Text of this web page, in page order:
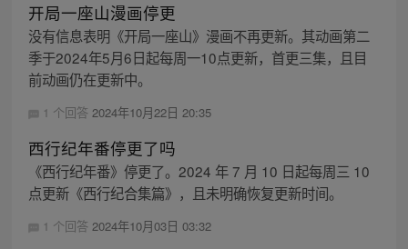
开局一座山漫画停更
没有信息表明《开局一座山》漫画不再更新。其动画第二
季于2024年5月6日起每周一10点更新，首更三集，且目
前动画仍在更新中。
1 个回答 2024年10月22日 20:35
西行纪年番停更了吗
《西行纪年番》停更了。2024 年 7 月 10 日起每周三 10
点更新《西行纪合集篇》，且未明确恢复更新时间。
1 个回答 2024年10月03日 03:32